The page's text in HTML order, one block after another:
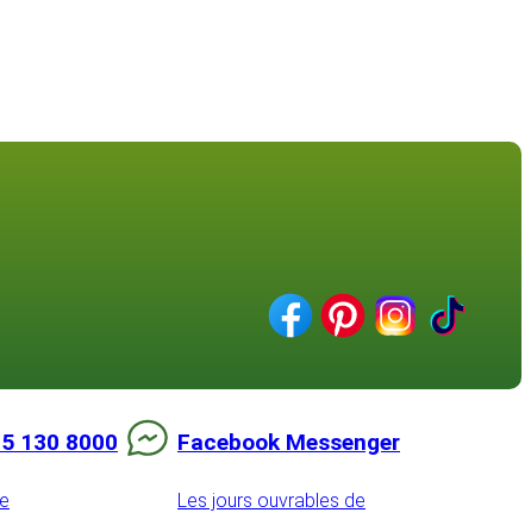
130 8000 Facebook Messenger
Les jours ouvrables de